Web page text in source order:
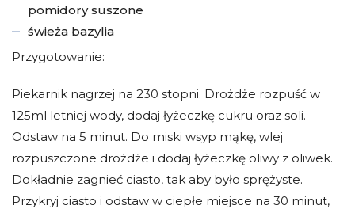
pomidory suszone
świeża bazylia
Przygotowanie:
Piekarnik nagrzej na 230 stopni. Drożdże rozpuść w
125ml letniej wody, dodaj łyżeczkę cukru oraz soli.
Odstaw na 5 minut. Do miski wsyp mąkę, wlej
rozpuszczone drożdże i dodaj łyżeczkę oliwy z oliwek.
Dokładnie zagnieć ciasto, tak aby było sprężyste.
Przykryj ciasto i odstaw w ciepłe miejsce na 30 minut,